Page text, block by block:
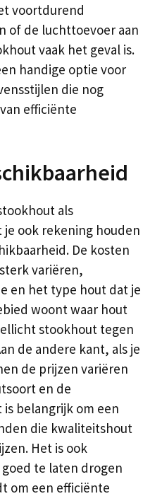
voortdurend
of de luchttoevoer aan
vaak het geval is.
handige optie voor
die nog
efficiënte
als
je ook rekening houden
De kosten
variëren,
en het type hout dat je
woont waar hout
stookhout tegen
de andere kant, als je
de prijzen variëren
en de
belangrijk om een
die kwaliteitshout
Het is ook
te laten drogen
om een efficiënte